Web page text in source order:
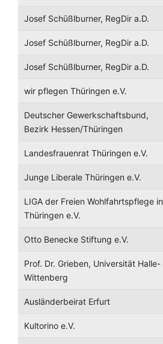
Josef Schüßlburner, RegDir a.D.
Josef Schüßlburner, RegDir a.D.
Josef Schüßlburner, RegDir a.D.
wir pflegen Thüringen e.V.
Deutscher Gewerkschaftsbund,
Bezirk Hessen/Thüringen
Landesfrauenrat Thüringen e.V.
Junge Liberale Thüringen e.V.
LIGA der Freien Wohlfahrtspflege in
Thüringen e.V.
Otto Benecke Stiftung e.V.
Prof. Dr. Grieben, Universität Halle-
Wittenberg
Ausländerbeirat Erfurt
Kultorino e.V.